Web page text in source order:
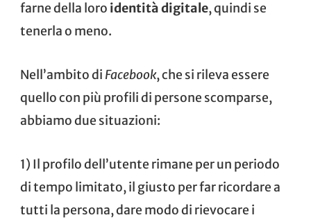
farne della loro identità digitale, quindi se
tenerla o meno.
Nell’ambito di Facebook, che si rileva essere
quello con più profili di persone scomparse,
abbiamo due situazioni:
1) Il profilo dell’utente rimane per un periodo
di tempo limitato, il giusto per far ricordare a
tutti la persona, dare modo di rievocare i